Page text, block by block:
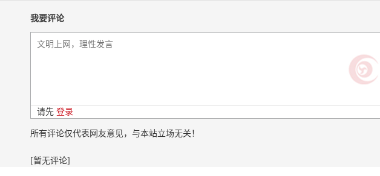
我要评论
请先 登录
所有评论仅代表网友意见，与本站立场无关！
[暂无评论]